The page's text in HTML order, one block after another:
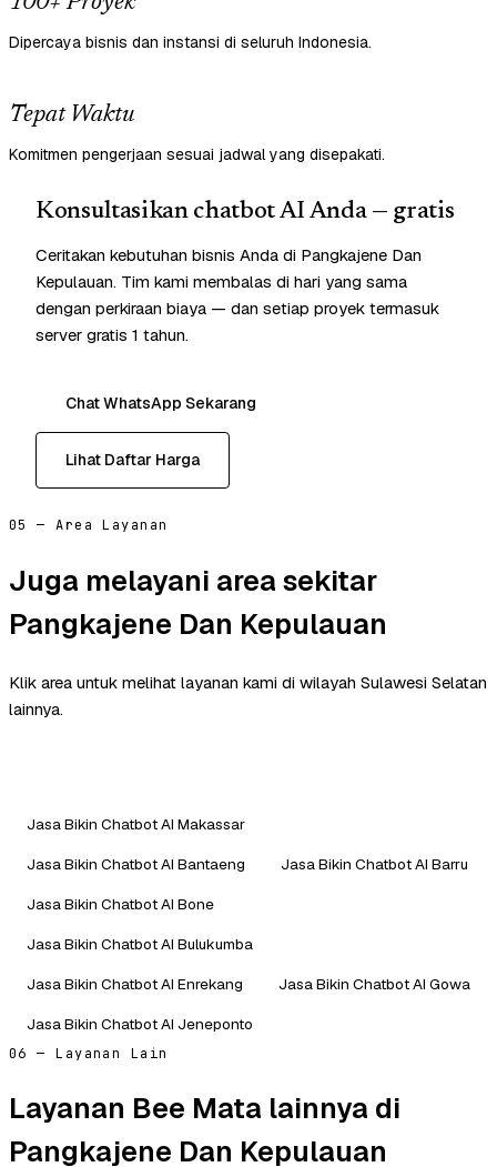
Dipercaya bisnis dan instansi di seluruh Indonesia.
Tepat Waktu
Komitmen pengerjaan sesuai jadwal yang disepakati.
Konsultasikan chatbot AI Anda — gratis
Ceritakan kebutuhan bisnis Anda di Pangkajene Dan
Kepulauan. Tim kami membalas di hari yang sama
dengan perkiraan biaya — dan setiap proyek termasuk
server gratis 1 tahun.
Chat WhatsApp Sekarang
Lihat Daftar Harga
05 — Area Layanan
Juga melayani area sekitar
Pangkajene Dan Kepulauan
Klik area untuk melihat layanan kami di wilayah Sulawesi Selatan
lainnya.
Jasa Bikin Chatbot AI Makassar
Jasa Bikin Chatbot AI Bantaeng
Jasa Bikin Chatbot AI Barru
Jasa Bikin Chatbot AI Bone
Jasa Bikin Chatbot AI Bulukumba
Jasa Bikin Chatbot AI Enrekang
Jasa Bikin Chatbot AI Gowa
Jasa Bikin Chatbot AI Jeneponto
06 — Layanan Lain
Layanan Bee Mata lainnya di
Pangkajene Dan Kepulauan